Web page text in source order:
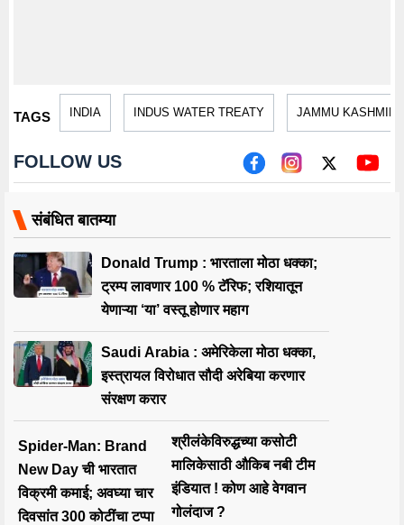
TAGS INDIA INDUS WATER TREATY JAMMU KASHMIR
FOLLOW US
संबंधित बातम्या
Donald Trump : भारताला मोठा धक्का;
ट्रम्प लावणार 100 % टॅरिफ; रशियातून
येणाऱ्या ‘या’ वस्तू होणार महाग
Saudi Arabia : अमेरिकेला मोठा धक्का,
इस्त्रायल विरोधात सौदी अरेबिया करणार
संरक्षण करार
Spider-Man: Brand
New Day ची भारतात
विक्रमी कमाई; अवघ्या चार
दिवसांत 300 कोटींचा टप्पा
श्रीलंकेविरुद्धच्या कसोटी
मालिकेसाठी औकिब नबी टीम
इंडियात ! कोण आहे वेगवान
गोलंदाज ?